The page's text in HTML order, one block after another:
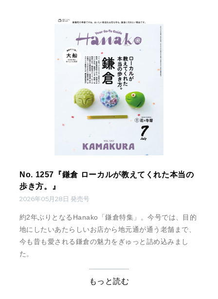
No. 1257『鎌倉 ローカルが教えてくれた本当の
歩き方。』
2026年05月28日 発売号
約2年ぶりとなるHanako「鎌倉特集」。今号では、目的
地にしたいあたらしいお店から地元通が通う老舗まで、
今も昔も愛される鎌倉の魅力をぎゅっと詰め込みまし
た。
もっと読む